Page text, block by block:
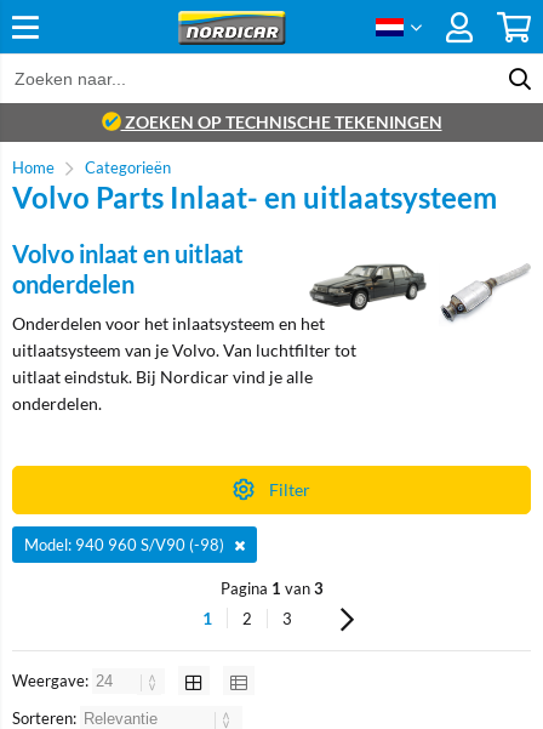
ZOEKEN OP TECHNISCHE TEKENINGEN
Home Categorieën
Volvo Parts Inlaat- en uitlaatsysteem
Volvo inlaat en uitlaat
onderdelen
Onderdelen voor het inlaatsysteem en het
uitlaatsysteem van je Volvo. Van luchtfilter tot
uitlaat eindstuk. Bij Nordicar vind je alle
onderdelen.
Filter
Model: 940 960 S/V90 (-98)
Pagina 1 van3
1 2 3
Weergave:
Sorteren: